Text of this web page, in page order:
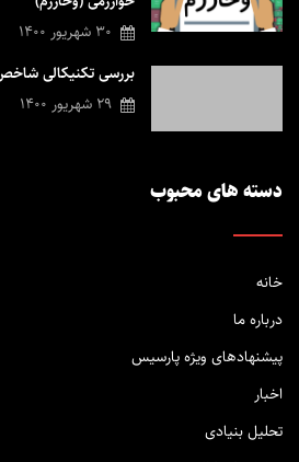
30 شهریور 1400
بررسی تکنیکالی
29 شهریور 1400
دسته های محبوب
خانه
درباره ما
پیشنهادهای ویژه پارسیس
اخبار
تحلیل بنیادی